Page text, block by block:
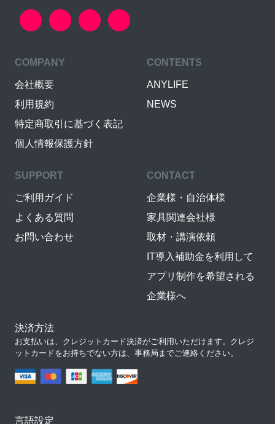
COMPANY
会社概要
利用規約
特定商取引に基づく表記
個人情報保護方針
CONTENTS
ANYLIFE
NEWS
SUPPORT
ご利用ガイド
よくある質問
お問い合わせ
CONTACT
企業様・自治体様
家具関連会社様
取材・講演依頼
IT導入補助金を利用して
アプリ制作を希望される
企業様へ
決済方法
お支払いは、クレジットカード決済がご利用いただけます。クレジ
ットカードをお持ちでない方は、事務局までご連絡ください。
言語設定